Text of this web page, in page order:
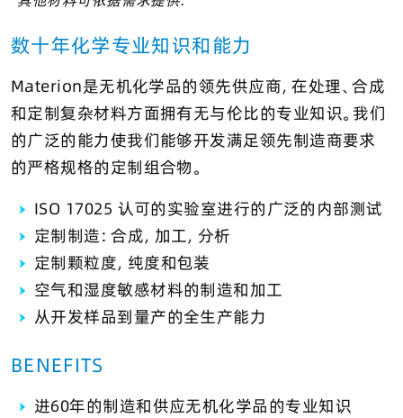
数十年化学专业知识和能力
Materion是无机化学品的领先供应商，在处理、合成
和定制复杂材料方面拥有无与伦比的专业知识。我们
的广泛的能力使我们能够开发满足领先制造商要求
的严格规格的定制组合物。
ISO 17025 认可的实验室进行的广泛的内部测试
定制制造：合成，加工，分析
定制颗粒度，纯度和包装
空气和湿度敏感材料的制造和加工
从开发样品到量产的全生产能力
BENEFITS
进60年的制造和供应无机化学品的专业知识